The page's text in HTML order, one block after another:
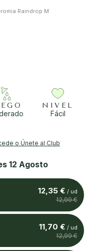
Raindrop M
NIVEL
Fácil
o Únete al Club
12 Agosto
12,35 € / ud
12,99 €
11,70 € / ud
12,99 €